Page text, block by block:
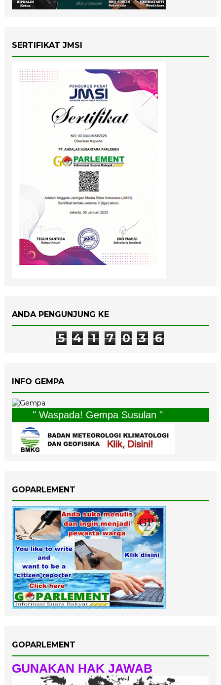
SERTIFIKAT JMSI
ANDA PENGUNJUNG KE
5 4 1 7 0 3 6
INFO GEMPA
" Waspada! Gempa Susulan "
GOPARLEMENT
GOPARLEMENT
GUNAKAN HAK JAWAB